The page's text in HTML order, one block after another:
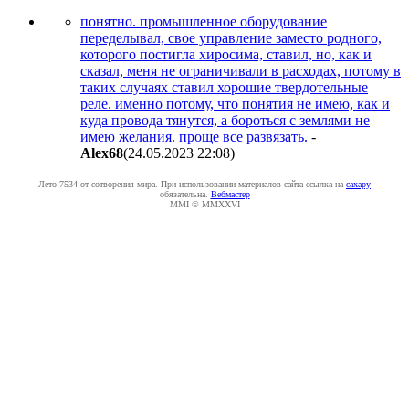
понятно. промышленное оборудование
переделывал, свое управление заместо родного,
которого постигла хиросима, ставил, но, как и
сказал, меня не ограничивали в расходах, потому в
таких случаях ставил хорошие твердотельные
реле. именно потому, что понятия не имею, как и
куда провода тянутся, а бороться с землями не
имею желания. проще все развязать. -
Alex68(24.05.2023 22:08)
Лето 7534 от сотворения мира. При использовании материалов сайта ссылка на caxapу
обязательна. Вебмастер
MMI © MMXXVI